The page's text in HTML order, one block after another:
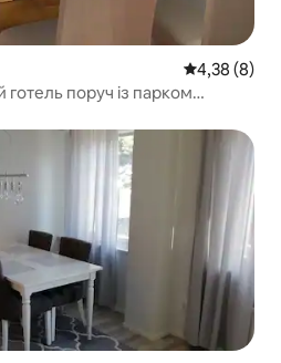
Середня
4,38 (8)
поруч із парком